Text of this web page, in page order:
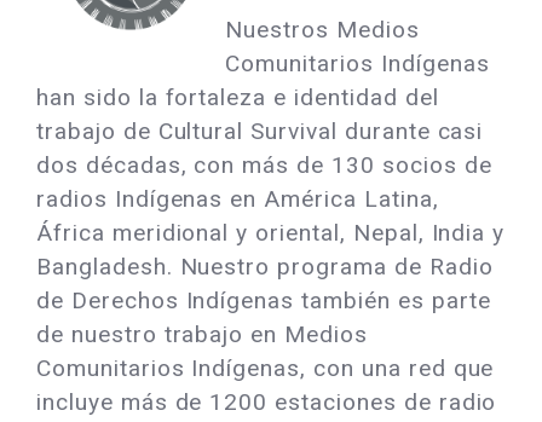
Nuestros Medios
Comunitarios Indígenas
han sido la fortaleza e identidad del
trabajo de Cultural Survival durante casi
dos décadas, con más de 130 socios de
radios Indígenas en América Latina,
África meridional y oriental, Nepal, India y
Bangladesh. Nuestro programa de Radio
de Derechos Indígenas también es parte
de nuestro trabajo en Medios
Comunitarios Indígenas, con una red que
incluye más de 1200 estaciones de radio